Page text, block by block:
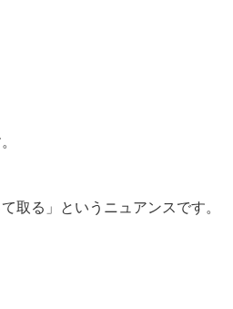
取る」というニュアンスです。